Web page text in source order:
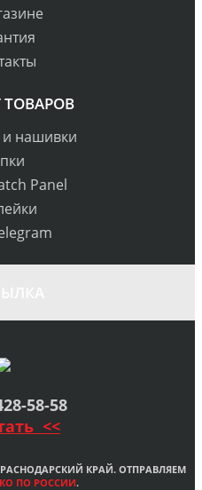
ТОВАРОВ
нашивки
Panel
58-58
<<
КРАЙ. ОТПРАВЛЯЕМ
ПО РОССИИ.